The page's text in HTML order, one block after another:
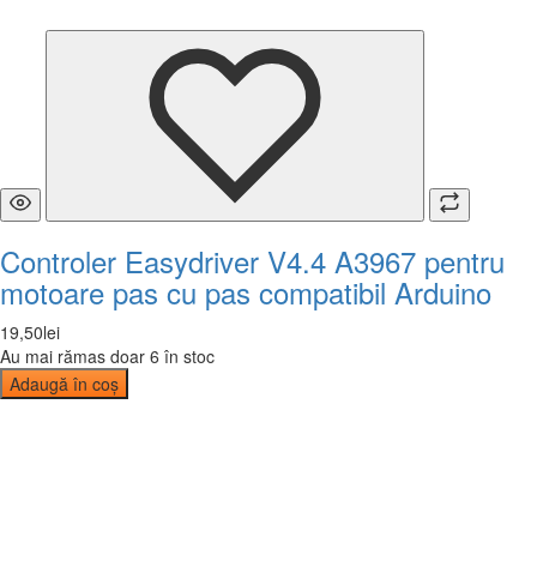
Controler Easydriver V4.4 A3967 pentru
motoare pas cu pas compatibil Arduino
19,50lei
Au mai rămas doar 6 în stoc
Adaugă în coș